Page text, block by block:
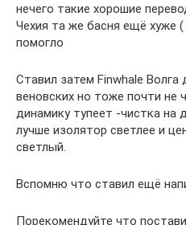
нечего такие хорошие
Чехия та же басня ещё хуже
помогло
Ставил затем Finwhale Волга
веновских но тоже почти не
динамику тупеет -чистка на
лучше изолятор светлее и
светлый.
Вспомню что ставил ещё
Порекомендуйте что